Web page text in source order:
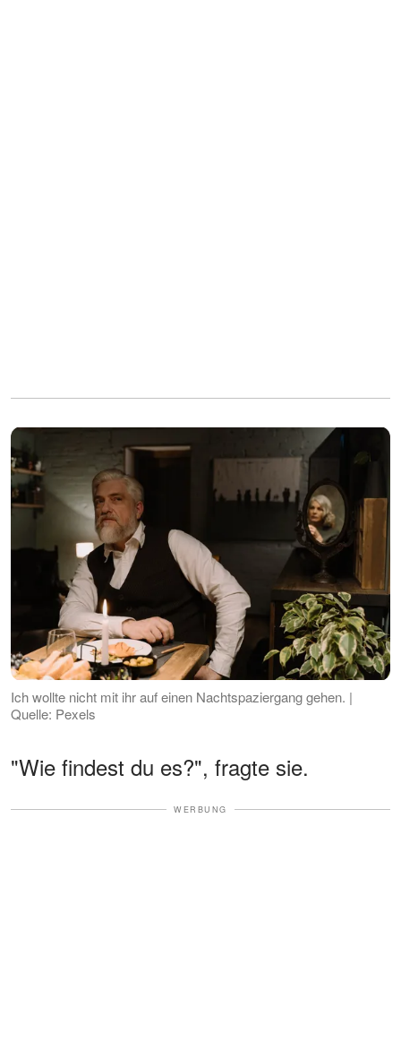
Ich wollte nicht mit ihr auf einen Nachtspaziergang gehen. |
Quelle: Pexels
"Wie findest du es?", fragte sie.
WERBUNG